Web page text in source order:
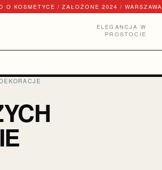
O KOSMETYCE / ZAŁOŻONE 2024 / WARSZAWA
ELEGANCJA W
PROSTOCIE